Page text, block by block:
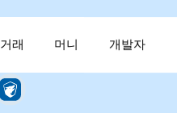
거래 머니 개발자